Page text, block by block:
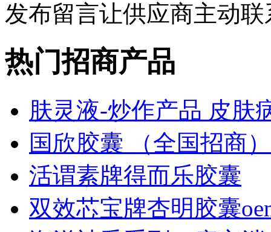
发布留言让供应商主动联
热门招商产品
肤灵液-炒作产品 皮肤
国欣胶囊 （全国招商）
活谓素牌得而乐胶囊
双效芯宝牌杏明胶囊